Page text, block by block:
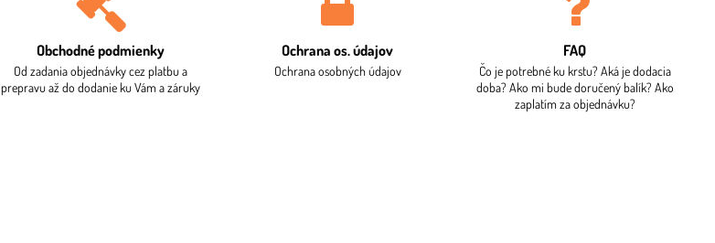
Obchodné podmienky
Od zadania objednávky cez platbu a
prepravu až do dodanie ku Vám a záruky
Ochrana os​. údajov
Ochrana osobných údajov
FAQ
Čo je potrebné ku krstu? Aká je dodacia
doba? Ako mi bude doručený balík? Ako
zaplatím za objednávku?